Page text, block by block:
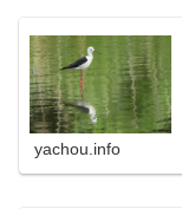
yachou.info